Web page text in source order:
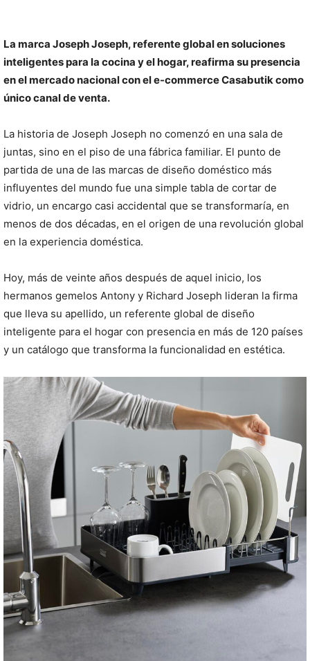
La marca Joseph Joseph, referente global en soluciones
inteligentes para la cocina y el hogar, reafirma su presencia
en el mercado nacional con el e-commerce Casabutik como
único canal de venta.
La historia de Joseph Joseph no comenzó en una sala de
juntas, sino en el piso de una fábrica familiar. El punto de
partida de una de las marcas de diseño doméstico más
influyentes del mundo fue una simple tabla de cortar de
vidrio, un encargo casi accidental que se transformaría, en
menos de dos décadas, en el origen de una revolución global
en la experiencia doméstica.
Hoy, más de veinte años después de aquel inicio, los
hermanos gemelos Antony y Richard Joseph lideran la firma
que lleva su apellido, un referente global de diseño
inteligente para el hogar con presencia en más de 120 países
y un catálogo que transforma la funcionalidad en estética.